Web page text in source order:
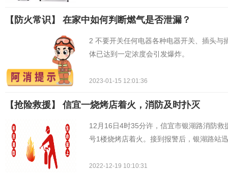
【防火常识】 在家中如何判断燃气是否泄漏？
2 不要开关任何电器各种电器开关、插头
体已达到一定浓度会引发爆炸。
2023-01-15 12:01:36
【抢险救援】 ​信宜一烧烤店着火，消防及时扑灭
12月16日4时35分许，信宜市银湖路消防
号1楼烧烤店着火。接到报警后，银湖路站
2022-12-19 10:10:31